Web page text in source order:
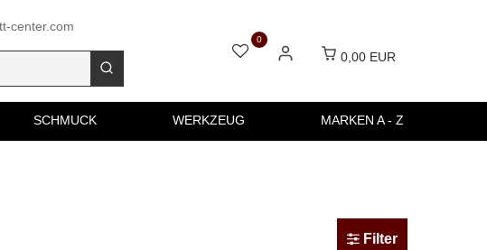
center.com
0
0,00 EUR
SCHMUCK WERKZEUG MARKEN A - Z
Filter